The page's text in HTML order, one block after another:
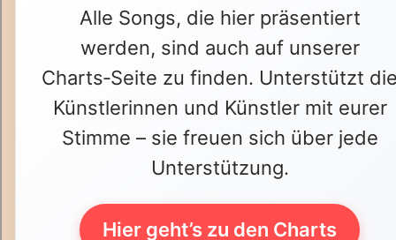
Alle Songs, die hier präsentiert
werden, sind auch auf unserer
Charts‑Seite zu finden. Unterstützt
Künstlerinnen und Künstler mit eurer
Stimme – sie freuen sich über jede
Unterstützung.
Hier geht’s zu den Charts